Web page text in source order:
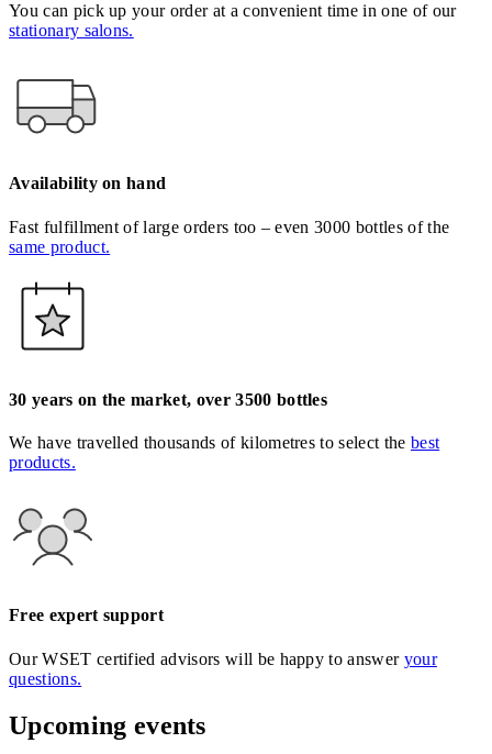
You can pick up your order at a convenient time in one of our
stationary salons.
Availability on hand
Fast fulfillment of large orders too – even 3000 bottles of the
same product.
30 years on the market, over 3500 bottles
We have travelled thousands of kilometres to select the best
products.
Free expert support
Our WSET certified advisors will be happy to answer your
questions.
Upcoming events